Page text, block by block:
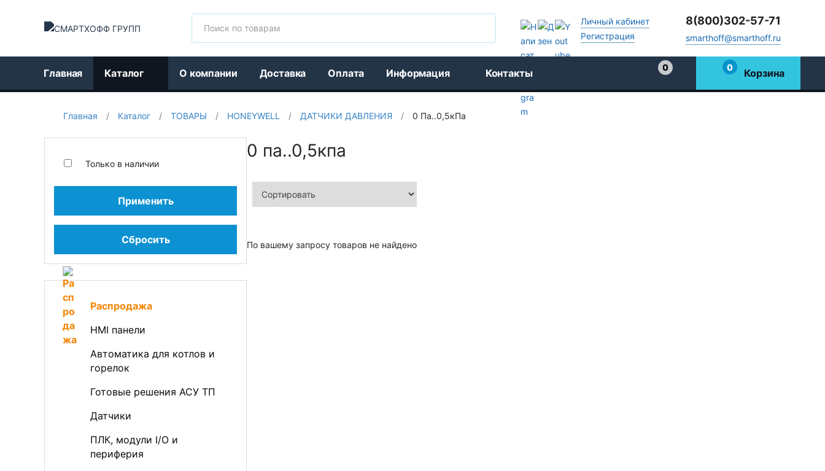
Личный кабинет
Регистрация
8(800)302-57-71
smarthoff@smarthoff.ru
Главная Каталог О компании Доставка Оплата Информация Контакты
0
0 Корзина
Главная / Каталог / ТОВАРЫ / HONEYWELL / ДАТЧИКИ ДАВЛЕНИЯ / 0 Па..0,5кПа
Только в наличии
Применить
Сбросить
Распродажа
HMI панели
Автоматика для котлов и
горелок
Готовые решения АСУ ТП
Датчики
ПЛК, модули I/O и
периферия
0 па..0,5кпа
По вашему запросу товаров не найдено